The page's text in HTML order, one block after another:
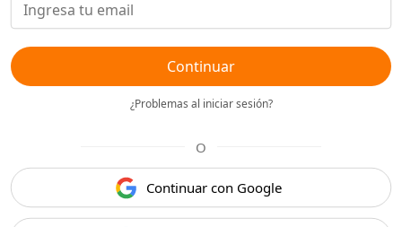
Continuar
¿Problemas al iniciar sesión?
O
Continuar con Google